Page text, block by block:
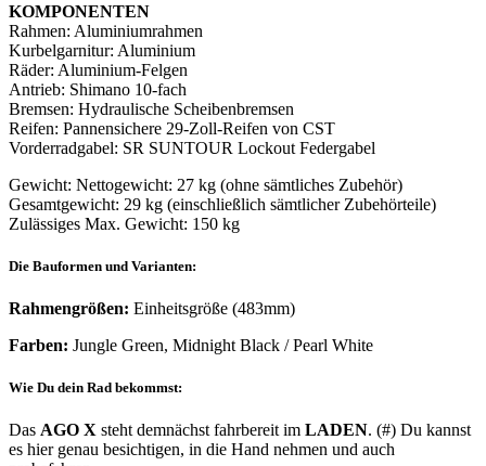
KOMPONENTEN
Rahmen: Aluminiumrahmen
Kurbelgarnitur: Aluminium
Räder: Aluminium-Felgen
Antrieb: Shimano 10-fach
Bremsen: Hydraulische Scheibenbremsen
Reifen: Pannensichere 29-Zoll-Reifen von CST
Vorderradgabel: SR SUNTOUR Lockout Federgabel
Gewicht: Nettogewicht: 27 kg (ohne sämtliches Zubehör)
Gesamtgewicht: 29 kg (einschließlich sämtlicher Zubehörteile)
Zulässiges Max. Gewicht: 150 kg
Die Bauformen und Varianten:
Rahmengrößen: Einheitsgröße (483mm)
Farben: Jungle Green, Midnight Black / Pearl White
Wie Du dein Rad bekommst:
Das AGO X steht demnächst fahrbereit im LADEN. (#) Du kannst
es hier genau besichtigen, in die Hand nehmen und auch